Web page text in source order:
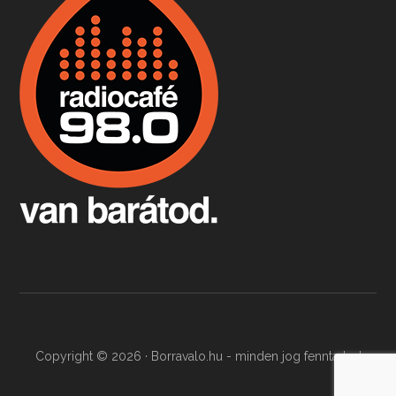
Apr 9, 2026 • 00:37:17
Fermentáljunk, a testünk meghálálja!
Apr 3, 2026 • 00:36:07
Copyright © 2026 · Borravalo.hu - minden jog fenntartva!